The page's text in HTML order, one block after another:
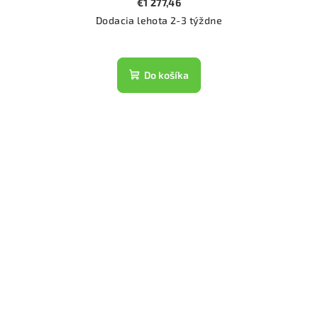
Dodacia lehota 2-3 týždne
Do košíka